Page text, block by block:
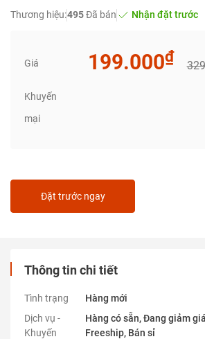
Thương hiệu:495Đã bán Nhận đặt trước
Giá 199.000₫
Khuyến
mại
Đặt trước ngay
Thông tin chi tiết
Tình trạng
Hàng mới
Dịch vụ -
Khuyến
Hàng có sẵn, Đang giảm
Freeship, Bán sỉ